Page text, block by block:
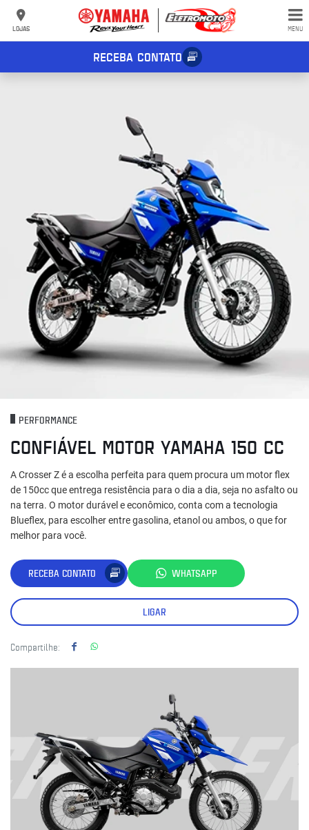
LOJAS MENU
RECEBA CONTATO
PERFORMANCE
CONFIÁVEL MOTOR YAMAHA 150 CC
A Crosser Z é a escolha perfeita para quem procura um motor flex
de 150cc que entrega resistência para o dia a dia, seja no asfalto ou
na terra. O motor durável e econômico, conta com a tecnologia
Blueflex, para escolher entre gasolina, etanol ou ambos, o que for
melhor para você.
RECEBA CONTATO WHATSAPP
LIGAR
Compartilhe: